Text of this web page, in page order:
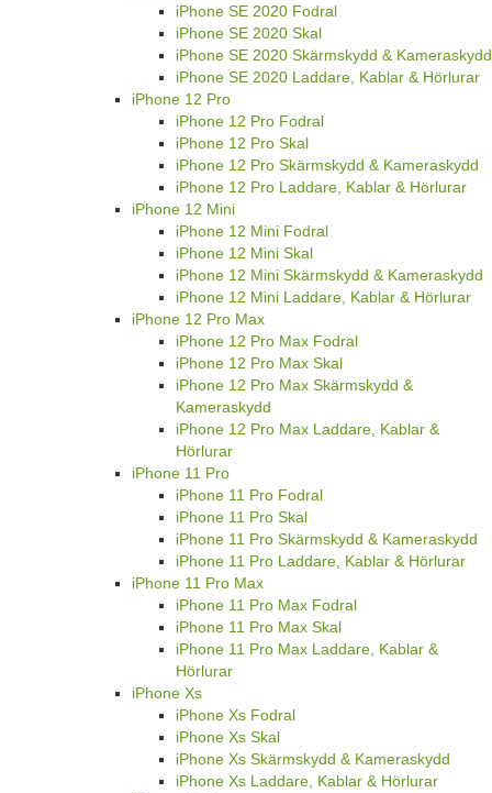
iPhone SE 2020 Fodral
iPhone SE 2020 Skal
iPhone SE 2020 Skärmskydd & Kameraskydd
iPhone SE 2020 Laddare, Kablar & Hörlurar
iPhone 12 Pro
iPhone 12 Pro Fodral
iPhone 12 Pro Skal
iPhone 12 Pro Skärmskydd & Kameraskydd
iPhone 12 Pro Laddare, Kablar & Hörlurar
iPhone 12 Mini
iPhone 12 Mini Fodral
iPhone 12 Mini Skal
iPhone 12 Mini Skärmskydd & Kameraskydd
iPhone 12 Mini Laddare, Kablar & Hörlurar
iPhone 12 Pro Max
iPhone 12 Pro Max Fodral
iPhone 12 Pro Max Skal
iPhone 12 Pro Max Skärmskydd &
Kameraskydd
iPhone 12 Pro Max Laddare, Kablar &
Hörlurar
iPhone 11 Pro
iPhone 11 Pro Fodral
iPhone 11 Pro Skal
iPhone 11 Pro Skärmskydd & Kameraskydd
iPhone 11 Pro Laddare, Kablar & Hörlurar
iPhone 11 Pro Max
iPhone 11 Pro Max Fodral
iPhone 11 Pro Max Skal
iPhone 11 Pro Max Laddare, Kablar &
Hörlurar
iPhone Xs
iPhone Xs Fodral
iPhone Xs Skal
iPhone Xs Skärmskydd & Kameraskydd
iPhone Xs Laddare, Kablar & Hörlurar